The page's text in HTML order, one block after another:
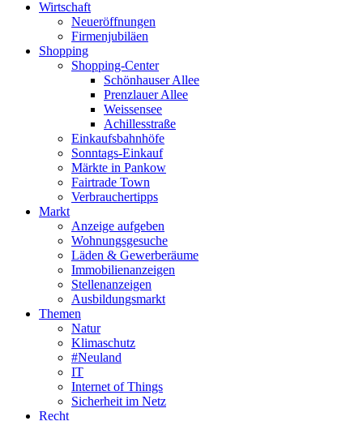
Wirtschaft
Neueröffnungen
Firmenjubiläen
Shopping
Shopping-Center
Schönhauser Allee
Prenzlauer Allee
Weissensee
Achillesstraße
Einkaufsbahnhöfe
Sonntags-Einkauf
Märkte in Pankow
Fairtrade Town
Verbrauchertipps
Markt
Anzeige aufgeben
Wohnungsgesuche
Läden & Gewerberäume
Immobilienanzeigen
Stellenanzeigen
Ausbildungsmarkt
Themen
Natur
Klimaschutz
#Neuland
IT
Internet of Things
Sicherheit im Netz
Recht